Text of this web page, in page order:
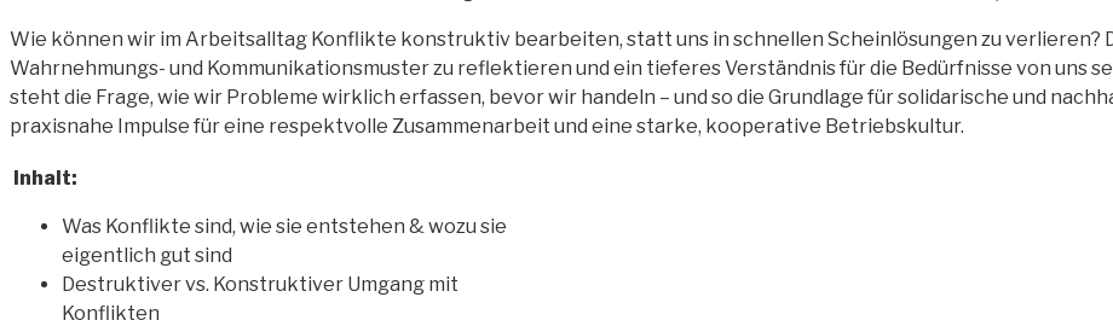
Wie können wir im Arbeitsalltag Konflikte konstruktiv bearbeiten, statt uns in schnellen Scheinlösungen zu verlieren?
Wahrnehmungs- und Kommunikationsmuster zu reflektieren und ein tieferes Verständnis für die Bedürfnisse von uns
steht die Frage, wie wir Probleme wirklich erfassen, bevor wir handeln – und so die Grundlage für solidarische und
praxisnahe Impulse für eine respektvolle Zusammenarbeit und eine starke, kooperative Betriebskultur.
Inhalt:
Was Konflikte sind, wie sie entstehen & wozu sie
eigentlich gut sind
Destruktiver vs. Konstruktiver Umgang mit
Konflikten